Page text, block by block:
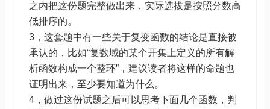
之内把这份题完整做出来，实际选拔是按照分数高
低排序的。
3，这套题中有一些关于复变函数的结论是直接被
承认的，比如“复数域的某个开集上定义的所有解
析函数构成一个整环”，建议读者将这样的命题也
证明出来，至少要知道为什么。
4，做过这份试题之后可以思考下面几个函数，判